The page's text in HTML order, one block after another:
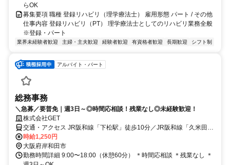
らOK
募集要項 職種 登録リハビリ（理学療法士） 雇用形態 パート / その他
仕事内容 登録リハビリ（PT） 理学療法士としてのリハビリ業務全般
※登録・パート
業界未経験者歓迎 主婦・主夫歓迎 経験者歓迎 有資格者歓迎 長期歓迎 シフト制
アルバイト・パート
総務事務
＼急募／要普免｜週3日～◎時間応相談！残業なし◎未経験歓迎！
株式会社GET
交通・アクセス JR阪和線「下松駅」徒歩10分／JR阪和線「久米田
駅」徒歩12分
時給1,250円
大阪府岸和田市
勤務時間詳細 9:00〜18:00（休憩60分） ＊時間応相談 ＊残業なし ＊